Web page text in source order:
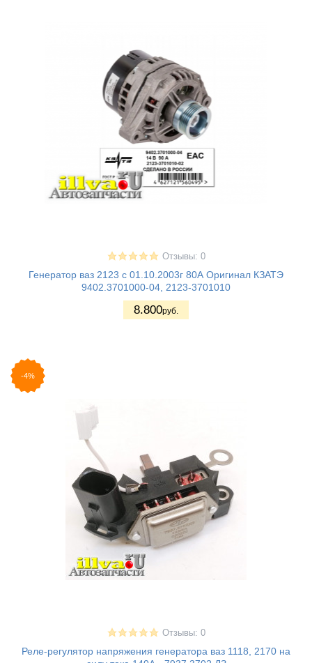
Отзывы: 0
Генератор ваз 2123 с 01.10.2003г 80А Оригинал КЗАТЭ
9402.3701000-04, 2123-3701010
8.800руб.
-4%
Отзывы: 0
Реле-регулятор напряжения генератора ваз 1118, 2170 на